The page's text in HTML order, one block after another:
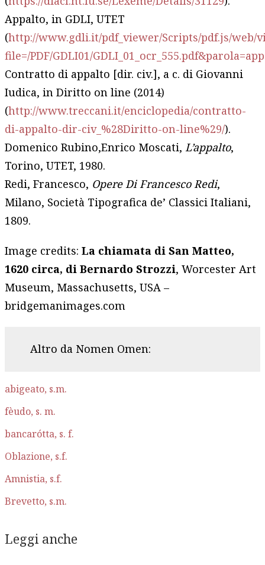
Appalto, in GDLI, UTET
(http://www.gdli.it/pdf_viewer/Scripts/pdf.js/web/
file=/PDF/GDLI01/
Contratto di appalto [dir. civ.], a c. di Giovanni
Iudica, in Diritto on line (2014)
(http://www.treccani.it/enciclopedia/contratto-
di-appalto-dir-civ_%28Diritto-on-line%29/).
Domenico Rubino,Enrico Moscati, L’appalto,
Torino, UTET, 1980.
Redi, Francesco, Opere Di Francesco Redi,
Milano, Società Tipografica de’ Classici Italiani,
1809.
Image credits:La chiamata di San Matteo,
1620 circa, di Bernardo Strozzi, Worcester Art
Museum, Massachusetts, USA –
bridgemanimages.com
Altro da Nomen Omen:
abigeato, s.m.
fèudo, s. m.
bancarótta, s. f.
Oblazione, s.f.
Amnistia, s.f.
Brevetto, s.m.
Leggi anche